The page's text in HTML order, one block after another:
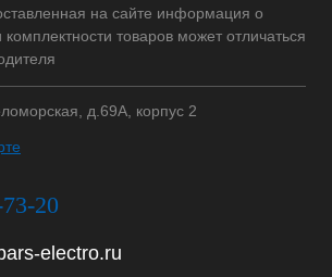
на сайте информация о
комплектности товаров может отличаться
д.69А, корпус 2
20
electro.ru